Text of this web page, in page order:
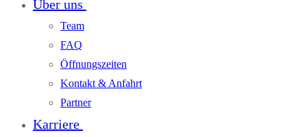
Über uns
Team
FAQ
Öffnungszeiten
Kontakt & Anfahrt
Partner
Karriere